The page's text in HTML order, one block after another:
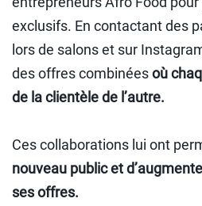
exclusifs. En contactant des
lors de salons et sur
des offres combinéesoù
de la clientèle de l’autre.
Ces collaborations lui ont
nouveau public et
ses offres.